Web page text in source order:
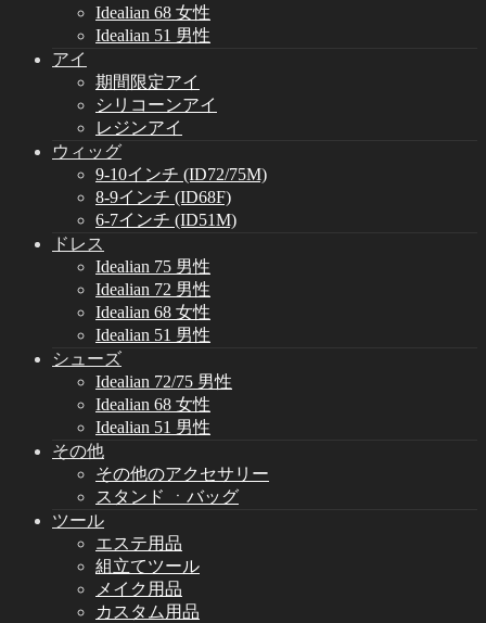
Idealian 68 女性
Idealian 51 男性
アイ
期間限定アイ
シリコーンアイ
レジンアイ
ウィッグ
9-10インチ (ID72/75M)
8-9インチ (ID68F)
6-7インチ (ID51M)
ドレス
Idealian 75 男性
Idealian 72 男性
Idealian 68 女性
Idealian 51 男性
シューズ
Idealian 72/75 男性
Idealian 68 女性
Idealian 51 男性
その他
その他のアクセサリー
スタンド ㆍバッグ
ツール
エステ用品
組立てツール
メイク用品
カスタム用品